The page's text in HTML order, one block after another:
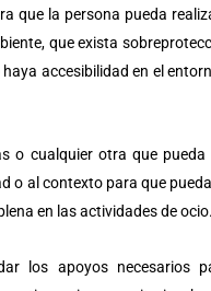
que la persona pueda
que exista
accesibilidad en el
o cualquier otra que
o al contexto para que
en las actividades de ocio.
los apoyos necesarios